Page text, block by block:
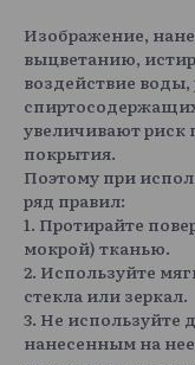
Изображение,
выцветанию,
воздействие
увеличивают риск
покрытия.
Поэтому при
ряд правил:
1. Протирайте
мокрой) тканью.
2. Используйте
стекла или зеркал.
3. Не используйте
нанесенным на